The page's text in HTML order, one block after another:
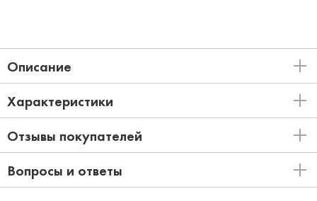
Описание
Характеристики
Отзывы покупателей
Вопросы и ответы